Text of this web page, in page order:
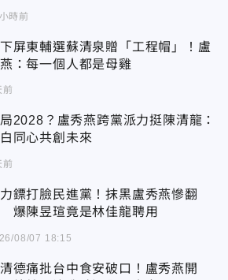
時前
屏東輔選蘇清泉贈「工程帽」！盧
：每一個人都是母雞
前
2028？盧秀燕跨黨派力挺陳清龍：
同心共創未來
前
鏢打臉民進黨！抹黑盧秀燕慘翻
爆陳昱瑄竟是林佳龍聘用
08/07 18:15
德痛批台中食安破口！盧秀燕開